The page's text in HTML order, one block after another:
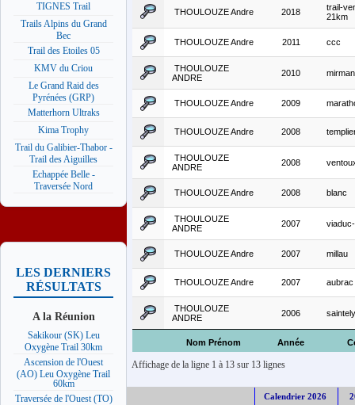
TIGNES Trail
Trails Alpins du Grand
Bec
Trail des Etoiles 05
KMV du Criou
Le Grand Raid des
Pyrénées (GRP)
Matterhorn Ultraks
Kima Trophy
Trail du Galibier-Thabor -
Trail des Aiguilles
Echappée Belle -
Traversée Nord
LES DERNIERS
RÉSULTATS
A la Réunion
Sakikour (SK) Leu
Oxygène Trail 30km
Ascension de l'Ouest
(AO) Leu Oxygène Trail
60km
Traversée de l'Ouest (TO)
Nom Prénom Année
THOULOUZE Andre 2018
trail-
21km
THOULOUZE Andre 2011 ccc
THOULOUZE
ANDRE
2010
THOULOUZE Andre 2009
THOULOUZE Andre 2008
THOULOUZE
ANDRE
2008
THOULOUZE Andre 2008 blanc
THOULOUZE
ANDRE
2007
THOULOUZE Andre 2007 millau
THOULOUZE Andre 2007 aubrac
THOULOUZE
ANDRE
2006
Affichage de la ligne 1 à 13 sur 13 lignes
Calendrier 2026